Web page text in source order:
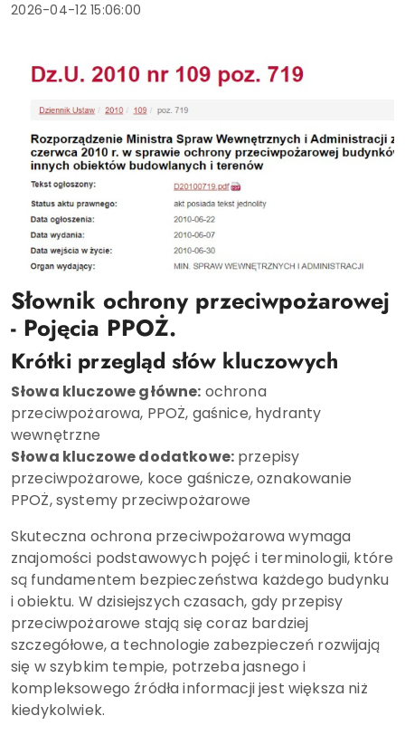
2026-04-12 15:06:00
Słownik ochrony przeciwpożarowej
- Pojęcia PPOŻ.
Krótki przegląd słów kluczowych
Słowa kluczowe główne: ochrona
przeciwpożarowa, PPOŻ, gaśnice, hydranty
wewnętrzne
Słowa kluczowe dodatkowe: przepisy
przeciwpożarowe, koce gaśnicze, oznakowanie
PPOŻ, systemy przeciwpożarowe
Skuteczna ochrona przeciwpożarowa wymaga
znajomości podstawowych pojęć i terminologii, które
są fundamentem bezpieczeństwa każdego budynku
i obiektu. W dzisiejszych czasach, gdy przepisy
przeciwpożarowe stają się coraz bardziej
szczegółowe, a technologie zabezpieczeń rozwijają
się w szybkim tempie, potrzeba jasnego i
kompleksowego źródła informacji jest większa niż
kiedykolwiek.